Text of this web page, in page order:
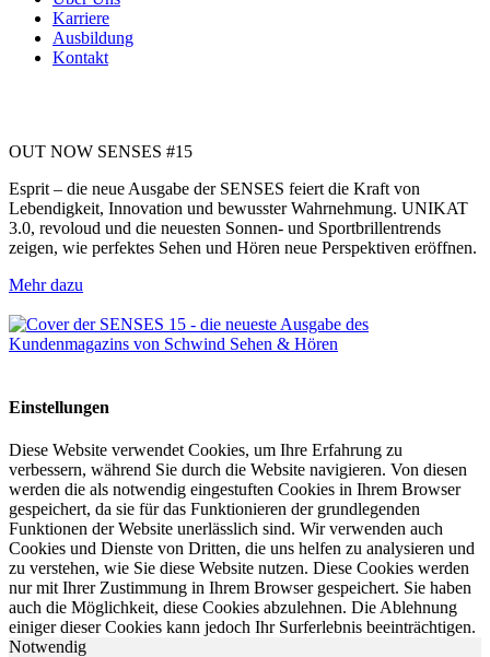
Karriere
Ausbildung
Kontakt
OUT NOW SENSES #15
Esprit – die neue Ausgabe der SENSES feiert die Kraft von
Lebendigkeit, Innovation und bewusster Wahrnehmung. UNIKAT
3.0, revoloud und die neuesten Sonnen- und Sportbrillentrends
zeigen, wie perfektes Sehen und Hören neue Perspektiven eröffnen.
Mehr dazu
Einstellungen
Diese Website verwendet Cookies, um Ihre Erfahrung zu
verbessern, während Sie durch die Website navigieren. Von diesen
werden die als notwendig eingestuften Cookies in Ihrem Browser
gespeichert, da sie für das Funktionieren der grundlegenden
Funktionen der Website unerlässlich sind. Wir verwenden auch
Cookies und Dienste von Dritten, die uns helfen zu analysieren und
zu verstehen, wie Sie diese Website nutzen. Diese Cookies werden
nur mit Ihrer Zustimmung in Ihrem Browser gespeichert. Sie haben
auch die Möglichkeit, diese Cookies abzulehnen. Die Ablehnung
einiger dieser Cookies kann jedoch Ihr Surferlebnis beeinträchtigen.
Notwendig